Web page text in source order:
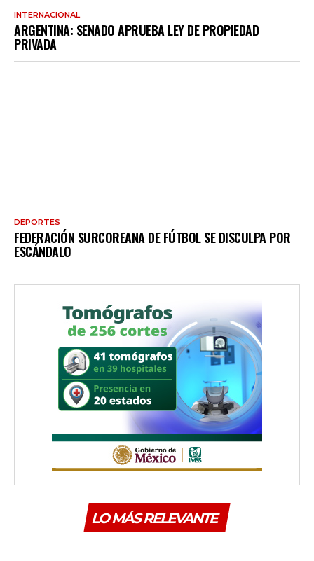
INTERNACIONAL
ARGENTINA: SENADO APRUEBA LEY DE PROPIEDAD
PRIVADA
DEPORTES
FEDERACIÓN SURCOREANA DE FÚTBOL SE DISCULPA POR
ESCÁNDALO
LO MÁS RELEVANTE